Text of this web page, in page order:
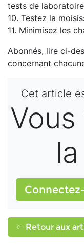
tests de
10. Testez la
11. Minimisez les
Abonnés, lire ci-
concernant
Cet article
Retour aux